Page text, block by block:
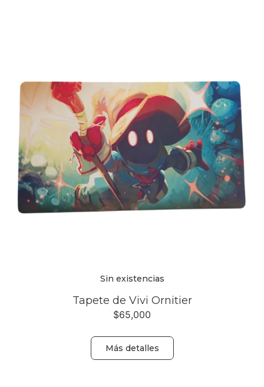
Sin existencias
Tapete de Vivi Ornitier
$65,000
Más detalles